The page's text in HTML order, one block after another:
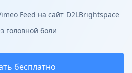
Feed на сайт D2LBrightspace
головной боли
бесплатно